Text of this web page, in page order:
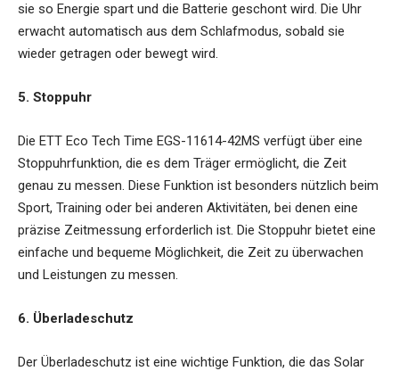
sie so Energie spart und die Batterie geschont wird. Die Uhr
erwacht automatisch aus dem Schlafmodus, sobald sie
wieder getragen oder bewegt wird.
5. Stoppuhr
Die ETT Eco Tech Time EGS-11614-42MS verfügt über eine
Stoppuhrfunktion, die es dem Träger ermöglicht, die Zeit
genau zu messen. Diese Funktion ist besonders nützlich beim
Sport, Training oder bei anderen Aktivitäten, bei denen eine
präzise Zeitmessung erforderlich ist. Die Stoppuhr bietet eine
einfache und bequeme Möglichkeit, die Zeit zu überwachen
und Leistungen zu messen.
6. Überladeschutz
Der Überladeschutz ist eine wichtige Funktion, die das Solar